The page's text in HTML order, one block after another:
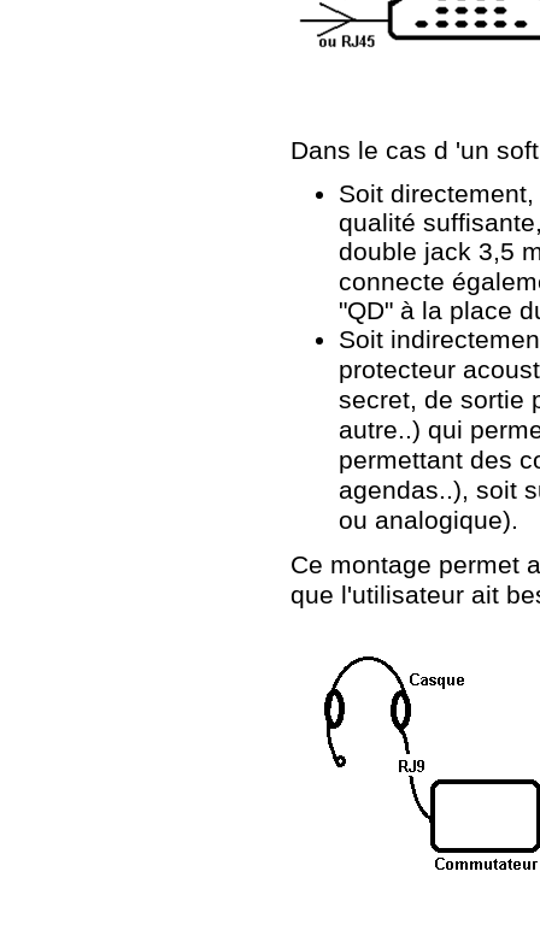
Dans le cas d 'un
Soit
qualité
double jack 3,5
connecte
"QD" à la place
Soit
protecteur
secret, de sortie
autre..) qui
permettant des
agendas..), soit
ou analogique).
Ce montage permet
que l'utilisateur ait